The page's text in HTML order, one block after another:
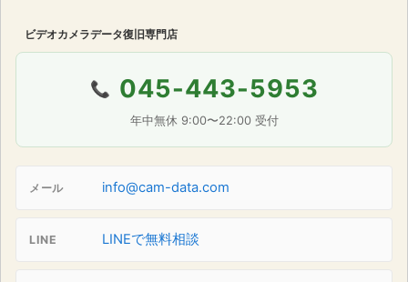
ビデオカメラデータ復旧専門店
📞 045-443-5953
年中無休 9:00〜22:00 受付
メール info@cam-data.com
LINE LINEで無料相談